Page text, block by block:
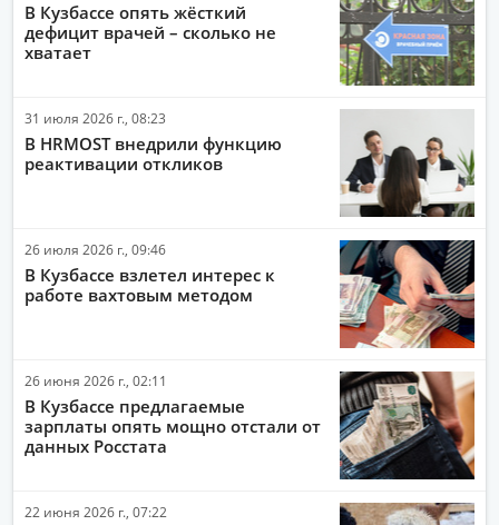
ЗДОРОВЬЕ
ИНТЕРНЕТ
В Кузбассе опять жёсткий
дефицит врачей – сколько не
хватает
31 июля 2026 г., 08:23
В HRMOST внедрили функцию
реактивации откликов
26 июля 2026 г., 09:46
В Кузбассе взлетел интерес к
работе вахтовым методом
26 июня 2026 г., 02:11
В Кузбассе предлагаемые
зарплаты опять мощно отстали от
данных Росстата
22 июня 2026 г., 07:22